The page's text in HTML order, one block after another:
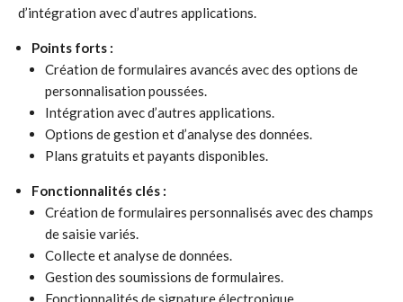
d’intégration avec d’autres applications.
Points forts :
Création de formulaires avancés avec des options de
personnalisation poussées.
Intégration avec d’autres applications.
Options de gestion et d’analyse des données.
Plans gratuits et payants disponibles.
Fonctionnalités clés :
Création de formulaires personnalisés avec des champs
de saisie variés.
Collecte et analyse de données.
Gestion des soumissions de formulaires.
Fonctionnalités de signature électronique.